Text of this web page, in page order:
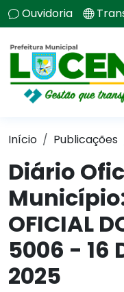
Ouvidoria
Início Publicações
Diário
OFICIAL
5006 - 16
2025